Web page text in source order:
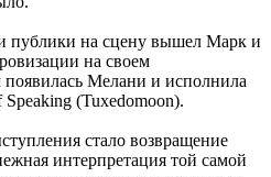
публики на сцену вышел Марк и
на своем
появилась Мелани и исполнила
(Tuxedomoon).
стало возвращение
интерпретация той самой